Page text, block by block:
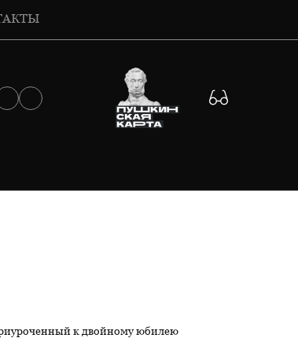
к двойному юбилею